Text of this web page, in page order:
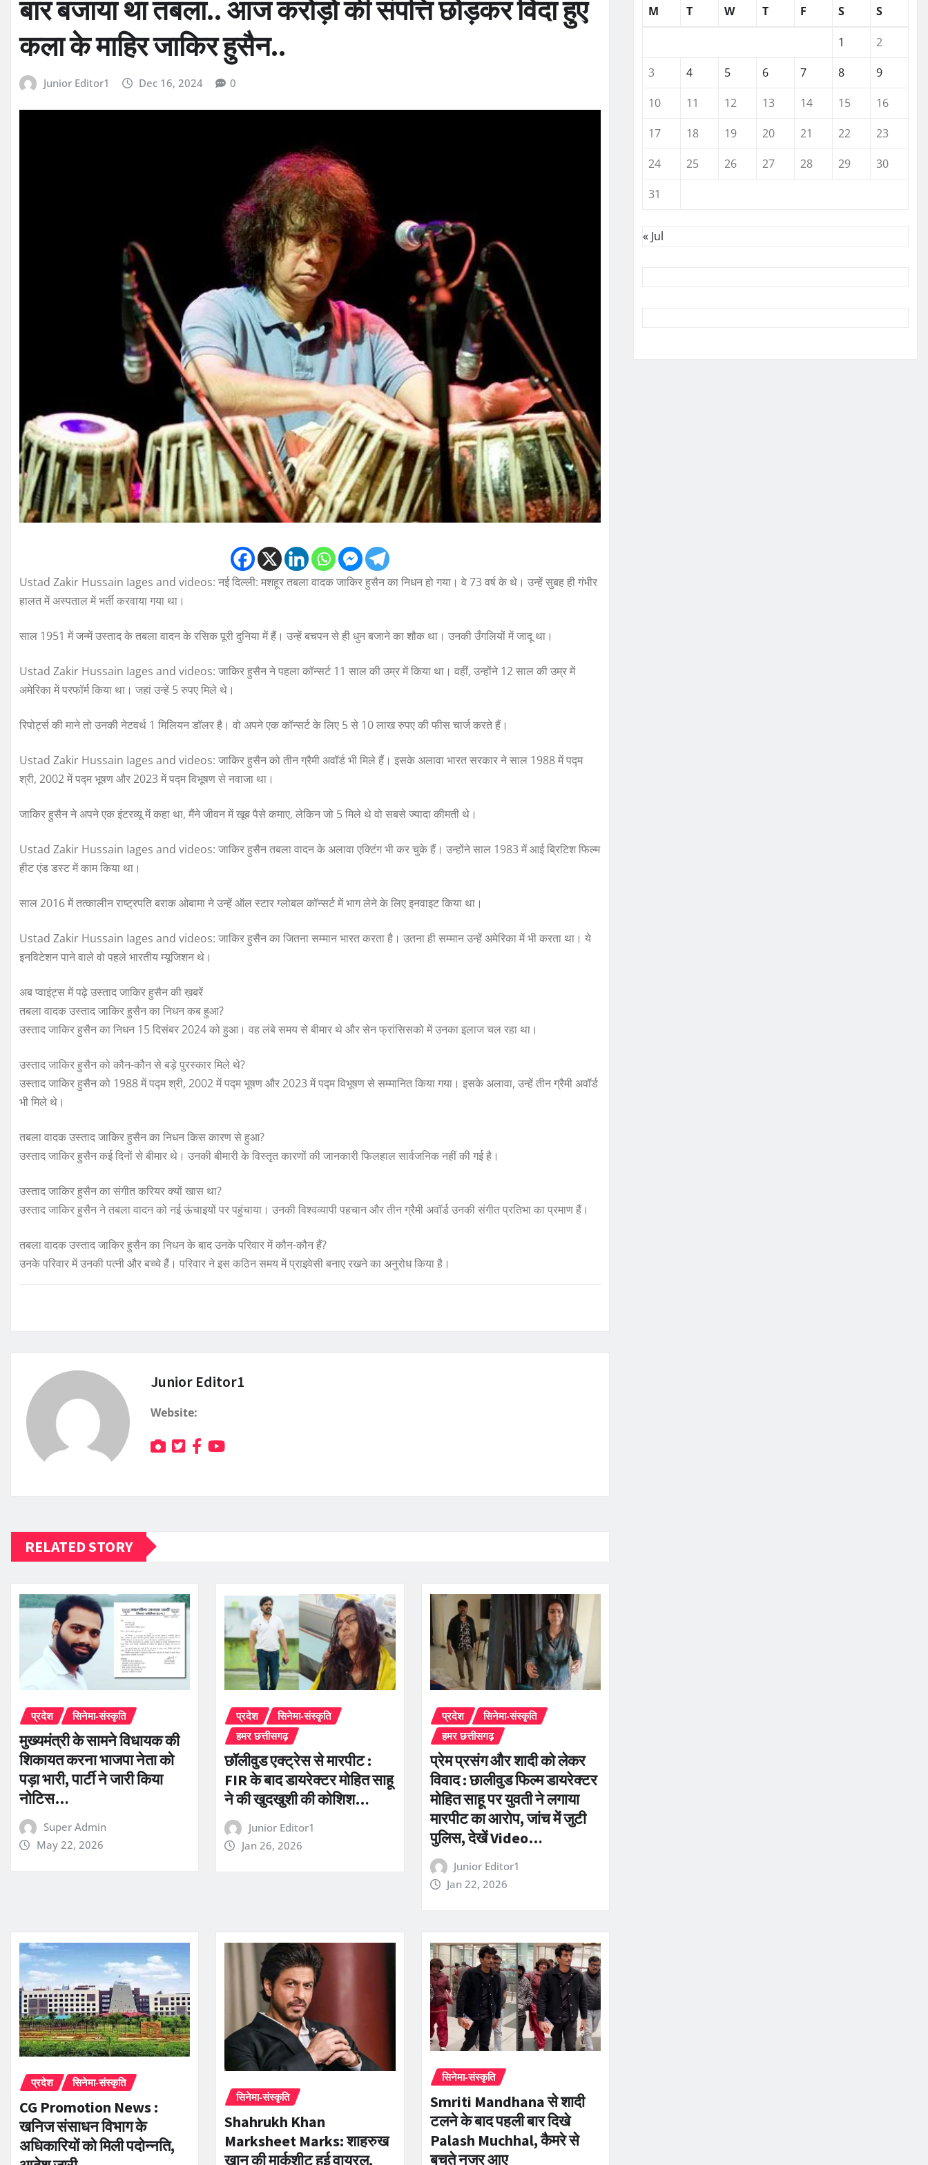
बार बजाया था तबला.. आज करोड़ो की संपत्ति छोड़कर विदा हुए
कला के माहिर जाकिर हुसैन..
Junior Editor1 Dec 16, 2024 0
Ustad Zakir Hussain Iages and videos: नई दिल्ली: मशहूर तबला वादक जाकिर हुसैन का निधन हो गया। वे 73 वर्ष के थे। उन्हें सुबह ही गंभीर
हालत में अस्पताल में भर्ती करवाया गया था।
साल 1951 में जन्में उस्ताद के तबला वादन के रसिक पूरी दुनिया में हैं। उन्हें बचपन से ही धुन बजाने का शौक था। उनकी उँगलियों में जादू था।
Ustad Zakir Hussain Iages and videos: जाकिर हुसैन ने पहला कॉन्सर्ट 11 साल की उम्र में किया था। वहीं, उन्होंने 12 साल की उम्र में
अमेरिका में परफॉर्म किया था। जहां उन्हें 5 रुपए मिले थे।
रिपोर्ट्स की माने तो उनकी नेटवर्थ 1 मिलियन डॉलर है। वो अपने एक कॉन्सर्ट के लिए 5 से 10 लाख रुपए की फीस चार्ज करते हैं।
Ustad Zakir Hussain Iages and videos: जाकिर हुसैन को तीन ग्रैमी अवॉर्ड भी मिले हैं। इसके अलावा भारत सरकार ने साल 1988 में पद्म
श्री, 2002 में पद्म भूषण और 2023 में पद्म विभूषण से नवाजा था।
जाकिर हुसैन ने अपने एक इंटरव्यू में कहा था, मैंने जीवन में खूब पैसे कमाए, लेकिन जो 5 मिले थे वो सबसे ज्यादा कीमती थे।
Ustad Zakir Hussain Iages and videos: जाकिर हुसैन तबला वादन के अलावा एक्टिंग भी कर चुके हैं। उन्होंने साल 1983 में आई ब्रिटिश फिल्म
हीट एंड डस्ट में काम किया था।
साल 2016 में तत्कालीन राष्ट्रपति बराक ओबामा ने उन्हें ऑल स्टार ग्लोबल कॉन्सर्ट में भाग लेने के लिए इनवाइट किया था।
Ustad Zakir Hussain Iages and videos: जाकिर हुसैन का जितना सम्मान भारत करता है। उतना ही सम्मान उन्हें अमेरिका में भी करता था। ये
इनविटेशन पाने वाले वो पहले भारतीय म्यूजिशन थे।
अब प्वाइंट्स में पढ़े उस्ताद जाकिर हुसैन की ख़बरें
तबला वादक उस्ताद जाकिर हुसैन का निधन कब हुआ?
उस्ताद जाकिर हुसैन का निधन 15 दिसंबर 2024 को हुआ। वह लंबे समय से बीमार थे और सेन फ्रांसिसको में उनका इलाज चल रहा था।
उस्ताद जाकिर हुसैन को कौन-कौन से बड़े पुरस्कार मिले थे?
उस्ताद जाकिर हुसैन को 1988 में पद्म श्री, 2002 में पद्म भूषण और 2023 में पद्म विभूषण से सम्मानित किया गया। इसके अलावा, उन्हें तीन ग्रैमी अवॉर्ड
भी मिले थे।
तबला वादक उस्ताद जाकिर हुसैन का निधन किस कारण से हुआ?
उस्ताद जाकिर हुसैन कई दिनों से बीमार थे। उनकी बीमारी के विस्तृत कारणों की जानकारी फिलहाल सार्वजनिक नहीं की गई है।
उस्ताद जाकिर हुसैन का संगीत करियर क्यों खास था?
उस्ताद जाकिर हुसैन ने तबला वादन को नई ऊंचाइयों पर पहुंचाया। उनकी विश्वव्यापी पहचान और तीन ग्रैमी अवॉर्ड उनकी संगीत प्रतिभा का प्रमाण हैं।
तबला वादक उस्ताद जाकिर हुसैन का निधन के बाद उनके परिवार में कौन-कौन हैं?
उनके परिवार में उनकी पत्नी और बच्चे हैं। परिवार ने इस कठिन समय में प्राइवेसी बनाए रखने का अनुरोध किया है।
Junior Editor1
Website:
RELATED STORY
प्रदेश सिनेमा-संस्कृति
मुख्यमंत्री के सामने विधायक की
शिकायत करना भाजपा नेता को
पड़ा भारी, पार्टी ने जारी किया
नोटिस…
Super Admin
May 22, 2026
प्रदेश
सिनेमा-संस्कृति
हमर छत्तीसगढ़
छॉलीवुड एक्ट्रेस से मारपीट :
FIR के बाद डायरेक्टर मोहित साहू
ने की खुदखुशी की कोशिश…
Junior Editor1
Jan 26, 2026
प्रदेश
सिनेमा-संस्कृति
हमर छत्तीसगढ़
प्रेम प्रसंग और शादी को लेकर
विवाद : छालीवुड फिल्म डायरेक्टर
मोहित साहू पर युवती ने लगाया
मारपीट का आरोप, जांच में जुटी
पुलिस, देखें Video…
Junior Editor1
Jan 22, 2026
प्रदेश सिनेमा-संस्कृति
CG Promotion News :
खनिज संसाधन विभाग के
अधिकारियों को मिली पदोन्नति,
सिनेमा-संस्कृति
Shahrukh Khan
Marksheet Marks: शाहरुख
खान की मार्कशीट हुई वायरल,
सिनेमा-संस्कृति
Smriti Mandhana से शादी
टलने के बाद पहली बार दिखे
Palash Muchhal, कैमरे से
बचते नजर आए
M
T W T F S S
1
2
3
4 5 6 7 8
9
10
11 12 13 14 15
16
17
18 19 20 21 22
23
24
25 26 27 28 29
30
31
« Jul